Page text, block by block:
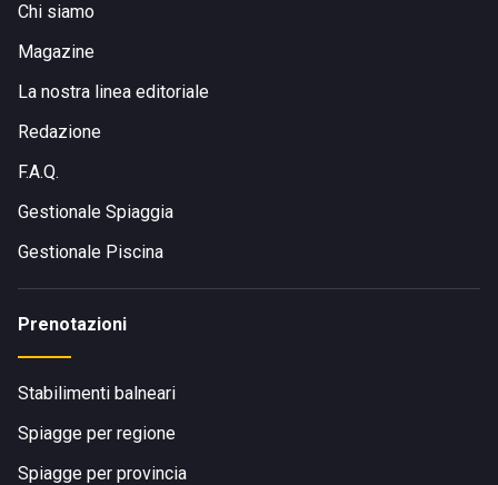
Chi siamo
Magazine
La nostra linea editoriale
Redazione
F.A.Q.
Gestionale Spiaggia
Gestionale Piscina
Prenotazioni
Stabilimenti balneari
Spiagge per regione
Spiagge per provincia